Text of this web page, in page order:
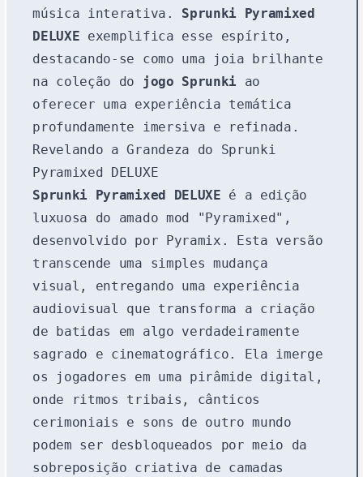
música interativa. Sprunki Pyramixed
DELUXE exemplifica esse espírito,
destacando-se como uma joia brilhante
na coleção do
jogo Sprunki ao
oferecer uma experiência temática
profundamente imersiva e refinada.
Revelando a Grandeza do Sprunki
Pyramixed DELUXE
Sprunki Pyramixed DELUXE é a edição
luxuosa do amado mod "Pyramixed",
desenvolvido por Pyramix. Esta versão
transcende uma simples mudança
visual, entregando uma experiência
audiovisual que transforma a criação
de batidas em algo verdadeiramente
sagrado e cinematográfico. Ela imerge
os jogadores em uma pirâmide digital,
onde ritmos tribais, cânticos
cerimoniais e sons de outro mundo
podem ser desbloqueados por meio da
sobreposição criativa de camadas